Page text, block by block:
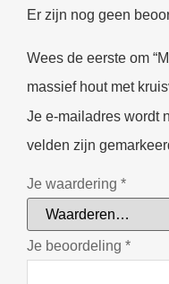
Er zijn nog geen
Wees de eerste om
massief hout met
Je e-mailadres wordt
velden zijn
Je waardering *
Je beoordeling *